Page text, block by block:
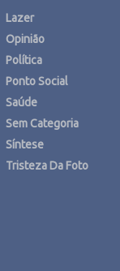
Lazer
Opinião
Política
Ponto Social
Saúde
Sem Categoria
Síntese
Tristeza Da Foto